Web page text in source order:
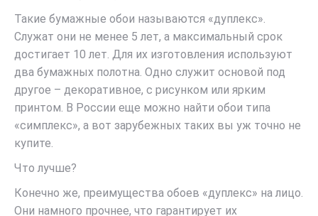
Такие бумажные обои называются «дуплекс».
Служат они не менее 5 лет, а максимальный срок
достигает 10 лет. Для их изготовления используют
два бумажных полотна. Одно служит основой под
другое – декоративное, с рисунком или ярким
принтом. В России еще можно найти обои типа
«симплекс», а вот зарубежных таких вы уж точно не
купите.
Что лучше?
Конечно же, преимущества обоев «дуплекс» на лицо.
Они намного прочнее, что гарантирует их